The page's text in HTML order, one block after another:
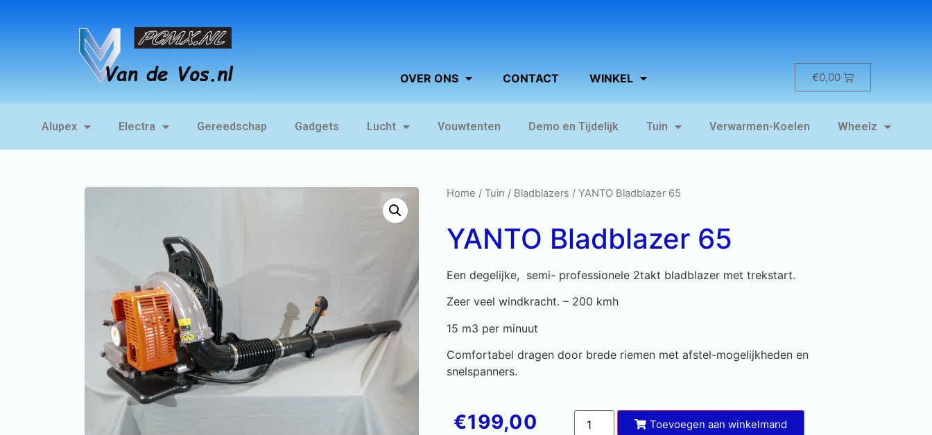
OVER ONS CONTACT WINKEL €0,00
Alupex Electra Gereedschap Gadgets Lucht Vouwtenten Demo en Tijdelijk Tuin Verwarmen-Koelen Wheelz
Home / Tuin / Bladblazers / YANTO Bladblazer 65
YANTO Bladblazer 65
Een degelijke, semi- professionele 2takt bladblazer met trekstart.
Zeer veel windkracht. – 200 kmh
15 m3 per minuut
Comfortabel dragen door brede riemen met afstel-mogelijkheden en
snelspanners.
€199,00 Toevoegen aan winkelmand